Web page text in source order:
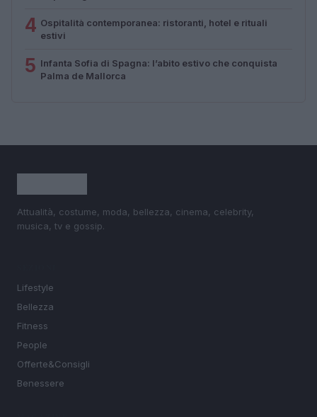
4 Ospitalità contemporanea: ristoranti, hotel e rituali
estivi
5 Infanta Sofia di Spagna: l’abito estivo che conquista
Palma de Mallorca
Attualità, costume, moda, bellezza, cinema, celebrity,
musica, tv e gossip.
Lifestyle
Bellezza
Fitness
People
Offerte&Consigli
Benessere